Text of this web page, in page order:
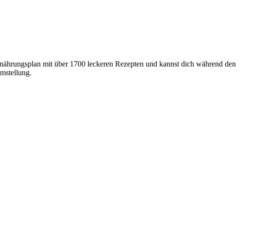
mit über 1700 leckeren Rezepten und kannst dich während den